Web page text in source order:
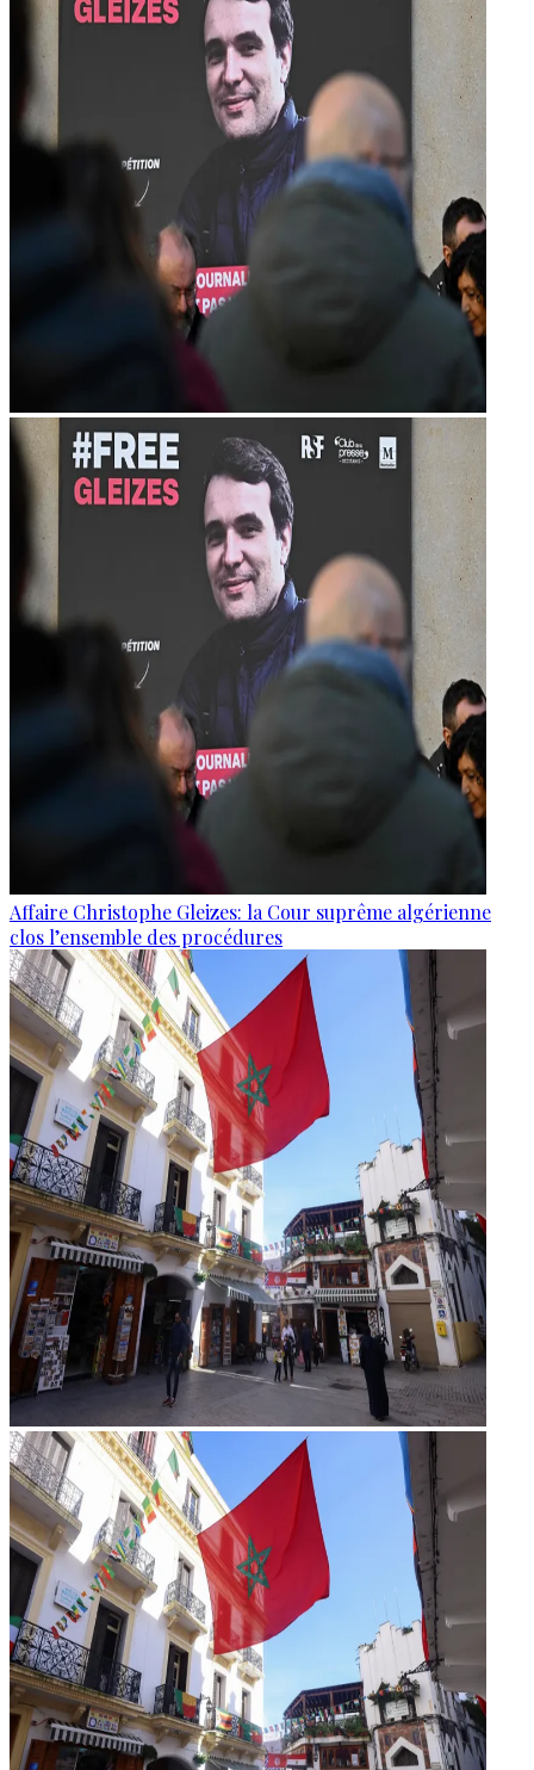
Affaire Christophe Gleizes: la Cour suprême algérienne
clos l’ensemble des procédures